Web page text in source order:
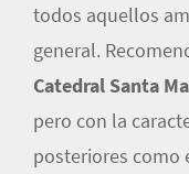
todos aquellos
general.
Catedral Santa
pero con la
posteriores como